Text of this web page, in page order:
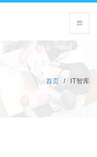
首页 / IT智库